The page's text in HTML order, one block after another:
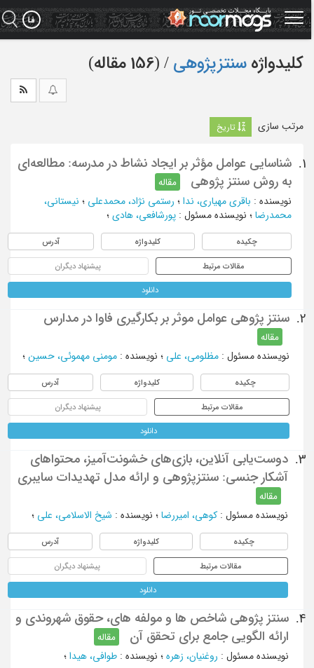
کلیدواژه سنتزپژوهی ‏/ (156 مقاله)
مرتب سازی تاریخ
1.
شناسایی عوامل مؤثر بر ایجاد نشاط در مدرسه: مطالعه‌ای
به روش سنتز پژوهی
مقاله
نویسنده: باقری مهیاری، ندا؛ رستمی نژاد، محمدعلی ؛ نیستانی،
محمدرضا؛ نویسنده مسئول : پورشافعی، هادی؛
چکیده کلیدواژه آدرس
مقالات مرتبط پیشنهاد دیگران
دانلود
2. سنتز پژوهی عوامل موثر بر بکارگیری فاوا در مدارس
مقاله
نویسنده مسئول : مظلومی، علی ؛ نویسنده: مومنی مهموئی، حسین؛
چکیده کلیدواژه آدرس
مقالات مرتبط پیشنهاد دیگران
دانلود
3.
دوست‌یابی آنلاین، بازی‌های خشونت‌آمیز، محتواهای
آشکار جنسی: سنتزپژوهی و ارائه مدل تهدیدات سایبری
مقاله
نویسنده مسئول : کوهی، امیررضا؛ نویسنده: شیخ الاسلامی، علی ؛
چکیده کلیدواژه آدرس
مقالات مرتبط پیشنهاد دیگران
دانلود
4.
سنتز پژوهی شاخص ها و مولفه های، حقوق شهروندی و
ارائه الگویی جامع برای تحقق آن
مقاله
نویسنده مسئول : روغنیان، زهره؛ نویسنده: طوافی، هیدا؛